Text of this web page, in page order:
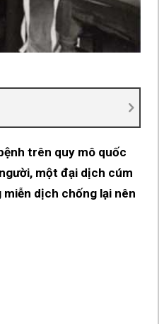
trên quy mô quốc
một đại dịch cúm
miễn dịch chống lại nên